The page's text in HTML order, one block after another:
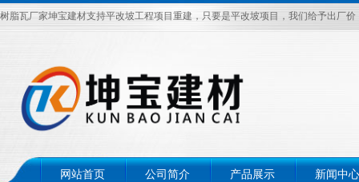
树脂瓦厂家坤宝建材支持平改坡工程项目重建，只要是平改坡项目，我们给予出厂价
网站首页 公司简介 产品展示 新闻中心